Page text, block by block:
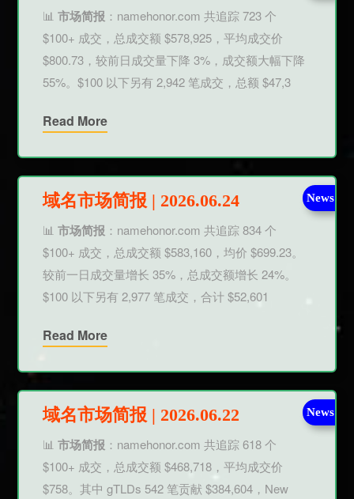
📊市场简报 ：namehonor.com 共追踪 723 个
$100+ 成交，总成交额 $578,925，平均成交价
$800.73，较前日成交量下降 3%，成交额大幅下降
55%。$100 以下另有 2,942 笔成交，总额 $47,3
Read More
域名市场简报 | 2026.06.24 News
📊市场简报 ：namehonor.com 共追踪 834 个
$100+ 成交，总成交额 $583,160，均价 $699.23。
较前一日成交量增长 35%，总成交额增长 24%。
$100 以下另有 2,977 笔成交，合计 $52,601
Read More
域名市场简报 | 2026.06.22 News
📊市场简报 ：namehonor.com 共追踪 618 个
$100+ 成交，总成交额 $468,718，平均成交价
$758。其中 gTLDs 542 笔贡献 $384,604，New